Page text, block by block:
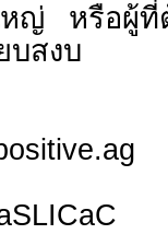
หญ่ หรือผู้ที่
บสงบ
น์อัต